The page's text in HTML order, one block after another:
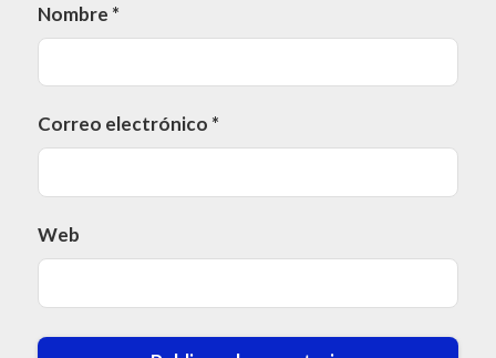
Nombre *
Correo electrónico *
Web